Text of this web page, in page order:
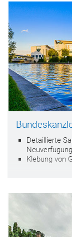
Detaillierte
Neuverfugung
Klebung von